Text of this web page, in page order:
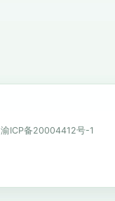
渝ICP备20004412号-1